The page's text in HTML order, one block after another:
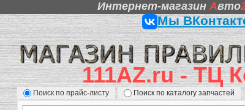
Интернет-магазинAвто
Мы
111AZ.ru - ТЦ
Поиск по прайс-листу Поиск по каталогу запчастей